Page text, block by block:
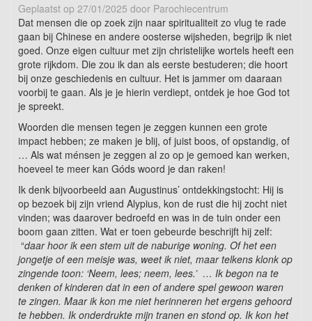
Geplaatst op 27/01/2025 door Parochiecentrum
Dat mensen die op zoek zijn naar spiritualiteit zo vlug te rade
gaan bij Chinese en andere oosterse wijsheden, begrijp ik niet
goed. Onze eigen cultuur met zijn christelijke wortels heeft een
grote rijkdom. Die zou ik dan als eerste bestuderen; die hoort
bij onze geschiedenis en cultuur. Het is jammer om daaraan
voorbij te gaan. Als je je hierin verdiept, ontdek je hoe God tot
je spreekt.
Woorden die mensen tegen je zeggen kunnen een grote
impact hebben; ze maken je blij, of juist boos, of opstandig, of
… Als wat ménsen je zeggen al zo op je gemoed kan werken,
hoeveel te meer kan Góds woord je dan raken!
Ik denk bijvoorbeeld aan Augustinus’ ontdekkingstocht: Hij is
op bezoek bij zijn vriend Alypius, kon de rust die hij zocht niet
vinden; was daarover bedroefd en was in de tuin onder een
boom gaan zitten. Wat er toen gebeurde beschrijft hij zelf:
“daar hoor ik een stem uit de naburige woning. Of het een
jongetje of een meisje was, weet ik niet, maar telkens klonk op
zingende toon: ‘Neem, lees; neem, lees.’ … Ik begon na te
denken of kinderen dat in een of andere spel gewoon waren
te zingen. Maar ik kon me niet herinneren het ergens gehoord
te hebben. Ik onderdrukte mijn tranen en stond op. Ik kon het